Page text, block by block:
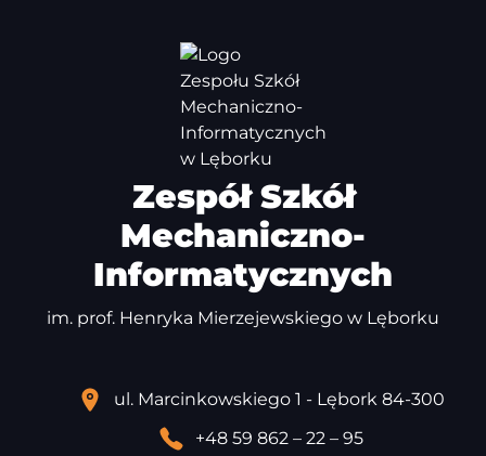
Zespół Szkół
Mechaniczno-
Informatycznych
im. prof. Henryka Mierzejewskiego w Lęborku
ul. Marcinkowskiego 1 - Lębork 84-300
+48 59 862 – 22 – 95